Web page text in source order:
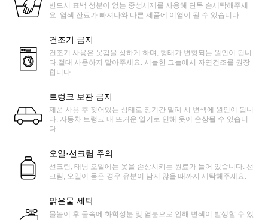
반드시 표백 성분이 없는 중성세제를 사용해 단독 손세탁해주세
요. 염색 잔료가 빠져나와 다른 제품에 이염이 될 수 있습니다.
건조기 금지
건조기 사용은 옷감을 상하게 하며, 형태가 변형되는 원인이 됩니
다.절대 사용하지 말아주세요. 서늘한 그늘에서 자연건조를 권장
합니다.
트렁크 보관 금지
제품 사용 후 젖어있는 상태로 장기간 밀폐 시 변색에 원인이 됩니
다. 자동차 트렁크 내 뜨거운 열기로 인해 옷이 손상될 수 있습니
다.
오일·선크림 주의
선크림, 태닝 오일에는 옷을 손상시키는 원료가 들어 있습니다. 선
크림, 오일이 묻은 경우 유분이 남지 않을 때까지 세탁해주세요.
맑은물 세탁
물놀이 후 물속에 화학성분 및 염분으로 인해 변색이 발생할 수 있